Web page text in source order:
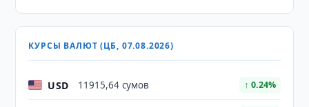
КУРСЫ ВАЛЮТ (ЦБ, 07.08.2026)
USD 11915,64 сумов ↑ 0.24%